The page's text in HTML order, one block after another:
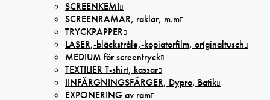
SCREENKEMI
SCREENRAMAR, raklar, m.m
TRYCKPAPPER
LASER,-bläckstråle,-kopiatorfilm, oríginaltusch
MEDIUM för screentryck
TEXTILIER T-shirt, kassar
IINFÄRGNINGSFÄRGER, Dypro, Batik
EXPONERING av ram